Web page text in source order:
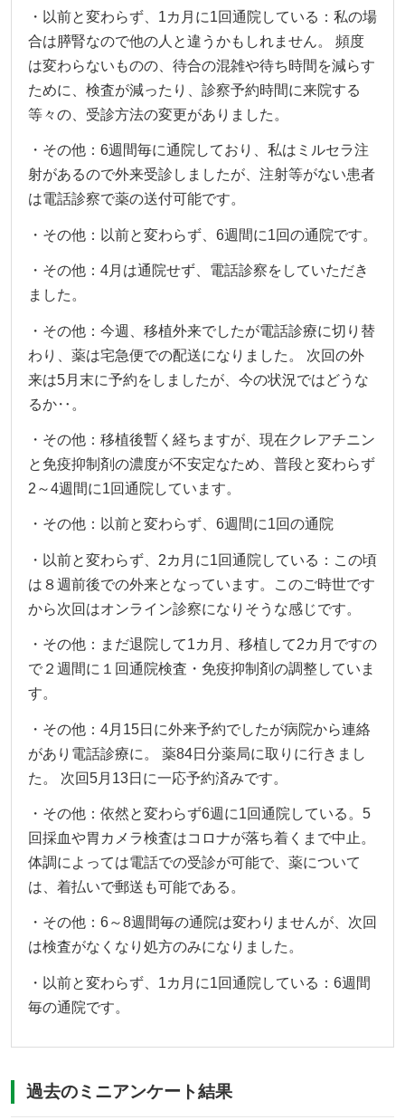
・以前と変わらず、1カ月に1回通院している：私の場
合は膵腎なので他の人と違うかもしれません。 頻度
は変わらないものの、待合の混雑や待ち時間を減らす
ために、検査が減ったり、診察予約時間に来院する
等々の、受診方法の変更がありました。
・その他：6週間毎に通院しており、私はミルセラ注
射があるので外来受診しましたが、注射等がない患者
は電話診察で薬の送付可能です。
・その他：以前と変わらず、6週間に1回の通院です。
・その他：4月は通院せず、電話診察をしていただき
ました。
・その他：今週、移植外来でしたが電話診療に切り替
わり、薬は宅急便での配送になりました。 次回の外
来は5月末に予約をしましたが、今の状況ではどうな
るか‥。
・その他：移植後暫く経ちますが、現在クレアチニン
と免疫抑制剤の濃度が不安定なため、普段と変わらず
2～4週間に1回通院しています。
・その他：以前と変わらず、6週間に1回の通院
・以前と変わらず、2カ月に1回通院している：この頃
は８週前後での外来となっています。このご時世です
から次回はオンライン診察になりそうな感じです。
・その他：まだ退院して1カ月、移植して2カ月ですの
で２週間に１回通院検査・免疫抑制剤の調整していま
す。
・その他：4月15日に外来予約でしたが病院から連絡
があり電話診療に。 薬84日分薬局に取りに行きまし
た。 次回5月13日に一応予約済みです。
・その他：依然と変わらず6週に1回通院している。5
回採血や胃カメラ検査はコロナが落ち着くまで中止。
体調によっては電話での受診が可能で、薬について
は、着払いで郵送も可能である。
・その他：6～8週間毎の通院は変わりませんが、次回
は検査がなくなり処方のみになりました。
・以前と変わらず、1カ月に1回通院している：6週間
毎の通院です。
過去のミニアンケート結果